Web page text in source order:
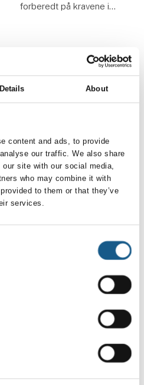
Details About
content and ads, to provide
our traffic. We also share
site with our social media,
who may combine it with
to them or that they’ve
services.
forberedt på kravene i
henhold til IEC 62443-4-
fleksibelt med
20. juli 2026
| Bosch Rexroth A/S
ctrlX
AUTOMATION
produktfamilien ctrlX
DRIVE drager brugerne
fordel af åbenheden,